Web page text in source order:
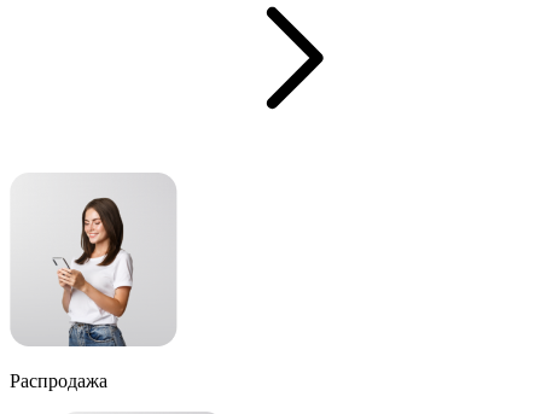
Распродажа